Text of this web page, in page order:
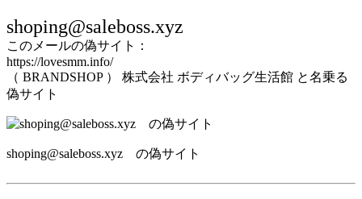
shoping@saleboss.xyz
このメールの偽サイト：
https://lovesmm.info/
（ BRANDSHOP ） 株式会社 ボディバッグ生活館 と名乗る
偽サイト
shoping@saleboss.xyz の偽サイト